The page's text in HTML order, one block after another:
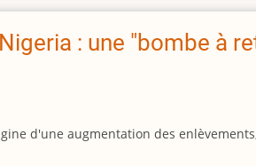
: une "bombe à
d'une augmentation des